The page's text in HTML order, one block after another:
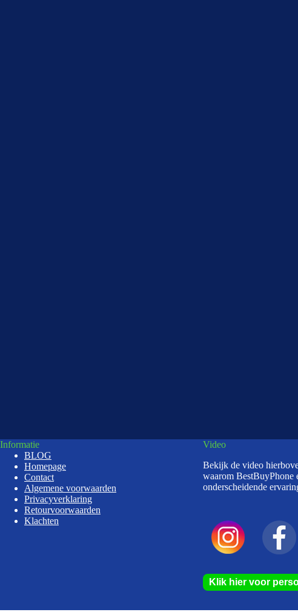
Informatie
BLOG
Homepage
Contact
Algemene voorwaarden
Privacyverklaring
Retourvoorwaarden
Klachten
Video
Bekijk de video
waarom BestBuyPhone
onderscheidende
Klik hier voor